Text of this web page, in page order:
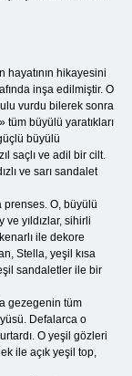
hayatının hikayesini
inşa edilmiştir. O
vurdu bilerek sonra
büyülü yaratıkları
büyülü
saçlı ve adil bir cilt.
ve sarı sandalet
prenses. O, büyülü
yıldızlar, sihirli
ile dekore
Stella, yeşil kısa
sandaletler ile bir
gezegenin tüm
Defalarca o
O yeşil gözleri
ile açık yeşil top,